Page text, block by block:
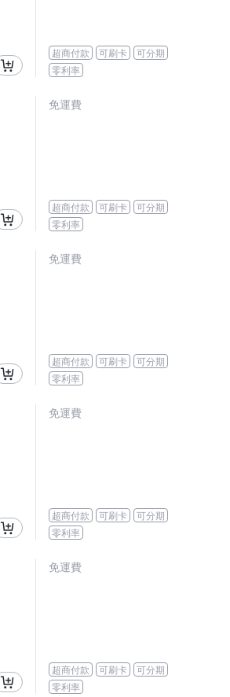
超商付款 可刷卡
可分期
零利率
免運費
超商付款 可刷卡
可分期
零利率
免運費
超商付款 可刷卡
可分期
零利率
免運費
超商付款 可刷卡
可分期
零利率
免運費
超商付款 可刷卡
可分期
零利率